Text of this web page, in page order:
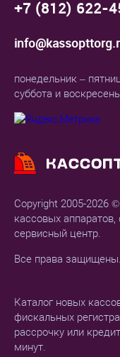
Copyright 2005-2026
кассовых
сервисный центр.
Все права защищены.
Каталог новых
фискальных
рассрочку или
минут.
+7 (812) 622-
понедельник –
суббота и